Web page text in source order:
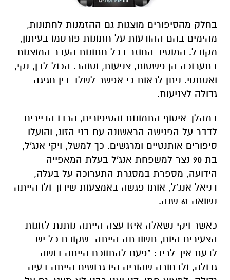
בחלק מהסיפורים מוצגות גם ההזמנות לחתונות,
מהימים בהם ההודעות על חתונות פורסמו בעיתון,
מקובל. המוטיב החוזר בכל חתונות העבר המוצגות
בתערוכה הן פשטות, צניעות, וטוהר. הכול לבן, נקי,
ואסתטי. ניתן לראות כי אפשר לשלב בין חגיגה
גדולה לצניעות.
במהלך איסוף התמונות והסיפורים, הרבו הדיירים
לדבר על הפגישה הראשונה עם בני הזוג, והועלו
סיפורים אותנטיים ומרגשים. כך למשל, ויקי אנג'ל,
בת 90 נצר למשפחת אנג'ל בעלת המאפייה
הידועה, מספרת במסגרת התערוכה על בעלה,
דניאל אנג'ל, אותו פגשה באמצעות שידוך ולו הייתה
נשואה 61 שנה.
כאשר ויקי נשאלה איזו עצה הייתה נותנת לזוגות
הצעירים היום, תשובתה הייתה שקודם כל יש
לדעת איך לריב: "פעם להתווכח הייתה בושה
גדולה, ולבחורה שהוריה היו גרושים הייתה בעיה